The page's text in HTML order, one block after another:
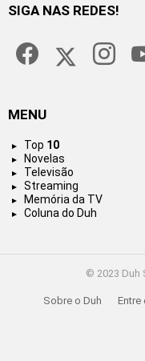
SIGA NAS REDES!
MENU
Top 10
Novelas
Televisão
Streaming
Memória da TV
Coluna do Duh
© 2023 Duh
Sobre o Duh Entre